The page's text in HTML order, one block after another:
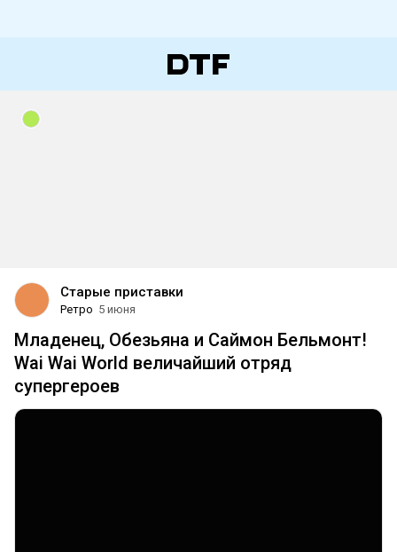
Старые приставки
Ретро 5 июня
Младенец, Обезьяна и Саймон Бельмонт!
Wai Wai World величайший отряд
супергероев